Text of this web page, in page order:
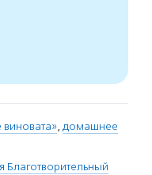
виновата», домашнее
Благотворительный